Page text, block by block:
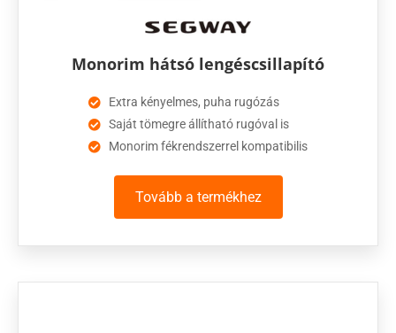
Monorim hátsó lengéscsillapító
Extra kényelmes, puha rugózás
Saját tömegre állítható rugóval is
Monorim fékrendszerrel kompatibilis
Tovább a termékhez